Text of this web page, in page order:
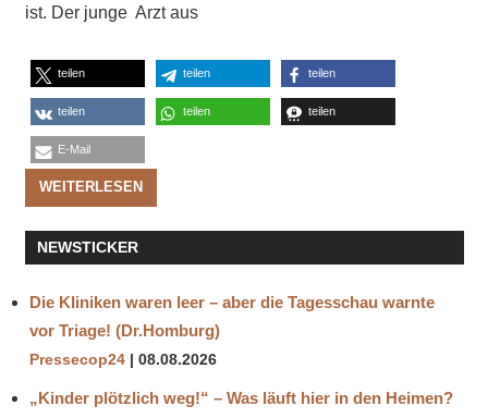
ist. Der junge Arzt aus
teilen teilen teilen
teilen teilen teilen
E-Mail
WEITERLESEN
NEWSTICKER
Die Kliniken waren leer – aber die Tagesschau warnte
vor Triage! (Dr.Homburg)
Pressecop24 08.08.2026
„Kinder plötzlich weg!“ – Was läuft hier in den Heimen?